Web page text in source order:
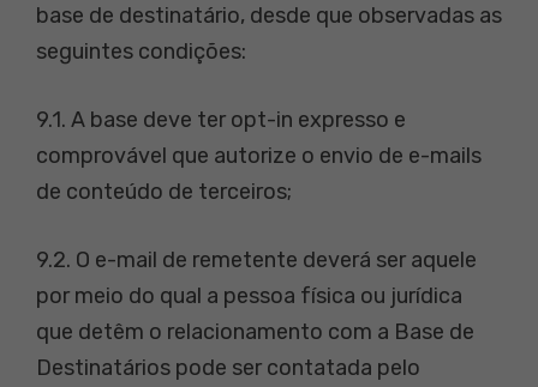
base de destinatário, desde que observadas as
seguintes condições:
9.1. A base deve ter opt-in expresso e
comprovável que autorize o envio de e-mails
de conteúdo de terceiros;
9.2. O e-mail de remetente deverá ser aquele
por meio do qual a pessoa física ou jurídica
que detêm o relacionamento com a Base de
Destinatários pode ser contatada pelo